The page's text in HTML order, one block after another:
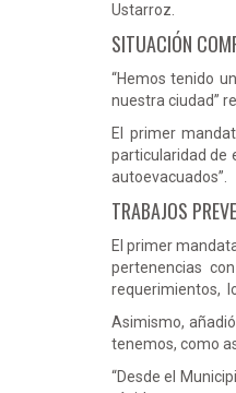
Ustarroz.
SITUACIÓN
“Hemos tenido
nuestra ciudad”
El primer
particularidad de
autoevacuados”.
TRABAJOS
El primer
pertenencias
requerimientos,
Asimismo,
tenemos, como
“Desde el